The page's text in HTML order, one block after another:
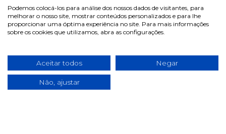
Termos & Condições
Política de privacidade
Condições de campanhas
Últimas notícias & Blog
Podemos colocá-los para análise dos nossos dados de visitantes, para
melhorar o nosso site, mostrar conteúdos personalizados e para lhe
proporcionar uma óptima experiência no site. Para mais informações
sobre os cookies que utilizamos, abra as configurações.
Aceitar todos Negar
Não, ajustar